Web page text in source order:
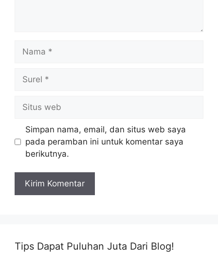
web
Simpan nama, email, dan situs web saya
pada peramban ini untuk komentar saya
berikutnya.
Tips Dapat Puluhan Juta Dari Blog!